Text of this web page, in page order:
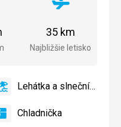
Vzdialenosť
letiska
Najbližšie letisko
35 km
Lehátka
slnečníky
Lehátka a slnečníky pri
Chladnička
Chladnička